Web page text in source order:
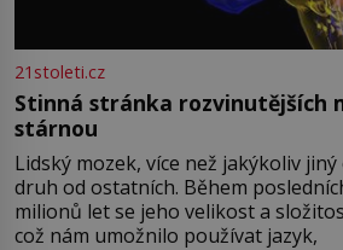
21stoleti.cz
Stinná stránka rozvinutějších
stárnou
Lidský mozek, více než jakýkoliv
druh od ostatních. Během
milionů let se jeho velikost a
což nám umožnilo používat jazyk,